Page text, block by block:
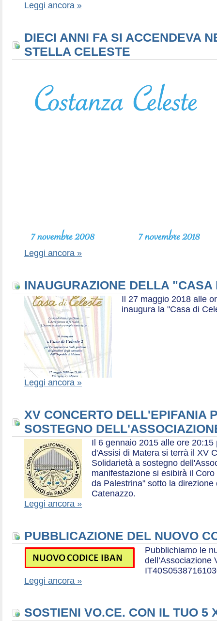
Leggi ancora »
DIECI ANNI FA SI ACCENDEVA
STELLA CELESTE
Leggi ancora »
INAUGURAZIONE DELLA
Il 27 maggio 2018 alle
inaugura la "Casa di
Leggi ancora »
XV CONCERTO DELL'EPIFANIA
SOSTEGNO
Il 6 gennaio 2015 alle ore
d'Assisi di Matera si terrà il XV
Solidarietà a sostegno
manifestazione si esibirà il
da Palestrina" sotto la
Catenazzo.
Leggi ancora »
PUBBLICAZIONE DEL NUOVO
Pubblichiamo le
dell’Associazione
Leggi ancora »
SOSTIENI VO.CE. CON IL TUO 5